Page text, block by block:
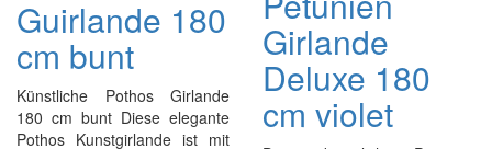
Guirlande 180
cm bunt
Künstliche Pothos Girlande
180 cm bunt Diese elegante
Pothos Kunstgirlande ist mit
Girlande
Deluxe 180
cm violet